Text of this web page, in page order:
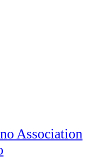
Association